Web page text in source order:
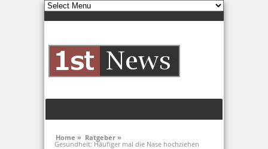
Home » Ratgeber »
Gesundheit: Häufiger mal die Nase hochziehen